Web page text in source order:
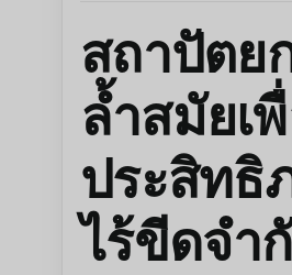
สถาปัตย
ล้ำสมัยเ
ประสิทธิ
ไร้ขีดจำ